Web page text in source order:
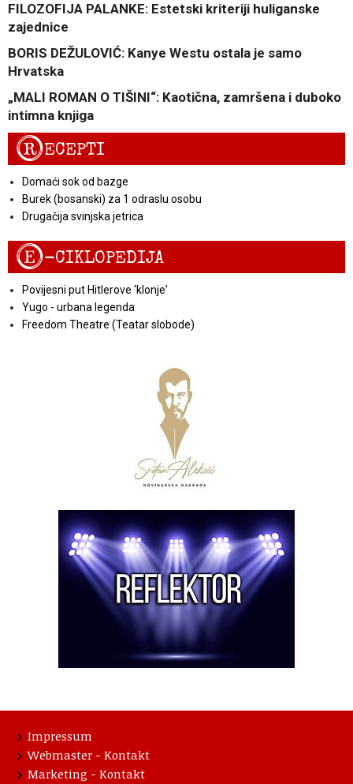
FILOZOFIJA PALANKE: Estetski kriteriji huliganske
zajednice
BORIS DEŽULOVIĆ: Kanye Westu ostala je samo
Hrvatska
„MALI ROMAN O TIŠINI“: Kaotična, zamršena i duboko
intimna knjiga
RECEPTI
Domaći sok od bazge
Burek (bosanski) za 1 odraslu osobu
Drugačija svinjska jetrica
E-CIKLOPEDIJA
Povijesni put Hitlerove 'klonje'
Yugo - urbana legenda
Freedom Theatre (Teatar slobode)
Impressum
Webmaster - Kontakt
Marketing - Kontakt